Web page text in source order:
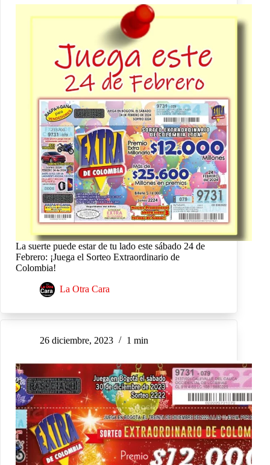
La suerte puede estar de tu lado este sábado 24 de
Febrero: ¡Juega el Sorteo Extraordinario de
Colombia!
La Otra Cara
26 diciembre, 2023 1 min